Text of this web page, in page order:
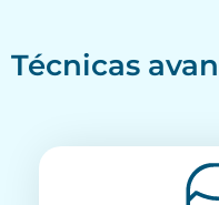
Técnicas